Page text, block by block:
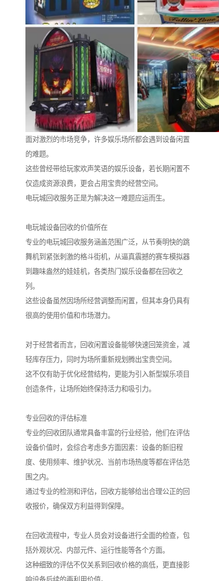
面对激烈的市场竞争，许多娱乐场所都会遇到设备闲置
的难题。
这些曾经带给玩家欢声笑语的娱乐设备，若长期闲置不
仅造成资源浪费，更会占用宝贵的经营空间。
电玩城回收服务正是为解决这一难题应运而生。
电玩城设备回收的价值所在
专业的电玩城回收服务涵盖范围广泛，从节奏明快的跳
舞机到紧张刺激的格斗街机，从逼真震撼的赛车模拟器
到趣味盎然的娃娃机，各类热门娱乐设备都在回收之
列。
这些设备虽然因场所经营调整而闲置，但其本身仍具有
很高的使用价值和市场潜力。
对于经营者而言，回收闲置设备能够快速回笼资金，减
轻库存压力，同时为场所重新规划腾出宝贵空间。
这不仅有助于优化经营结构，更能为引入新型娱乐项目
创造条件，让场所始终保持活力和吸引力。
专业回收的评估标准
专业的回收团队通常具备丰富的行业经验，他们在评估
设备价值时，会综合考虑多方面因素：设备的新旧程
度、使用频率、维护状况、当前市场热度等都在评估范
围之内。
通过专业的检测和评估，回收方能够给出合理公正的回
收报价，确保双方利益得到保障。
在回收流程中，专业人员会对设备进行全面的检查，包
括外观状况、内部元件、运行性能等各个方面。
这种细致的评估不仅关系到回收价格的高低，更直接影